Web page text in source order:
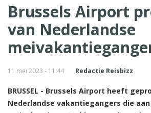
Brussels Airport
van Nederlandse
11 mei 2023 - 11:44 Redactie Reisbizz
BRUSSEL - Brussels Airport heeft
Nederlandse vakantiegangers die